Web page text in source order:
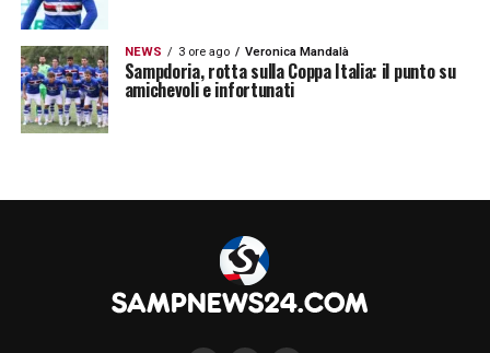
NEWS 3 ore ago Veronica Mandalà
Sampdoria, rotta sulla Coppa Italia: il punto su
amichevoli e infortunati